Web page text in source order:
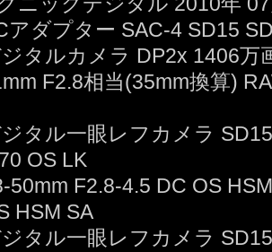
アダプター SAC-4 SD15
タルカメラ DP2x 1406万
F2.8相当(35mm換算)
タル一眼レフカメラ
OS LK
50mm F2.8-4.5 DC OS
HSM SA
タル一眼レフカメラ